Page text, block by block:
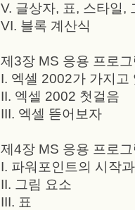
V. 글상자, 표, 스타일,
VI. 블록 계산식
제3장 MS 응용 프로
I. 엑셀 2002가 가지고
II. 엑셀 2002 첫걸음
III. 엑셀 뜯어보자
제4장 MS 응용 프로
I. 파워포인트의 시작
II. 그림 요소
III. 표